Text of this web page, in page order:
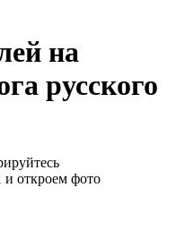
на
русского
и откроем фото